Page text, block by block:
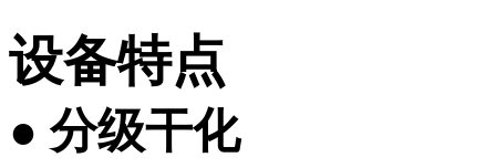
设备特点
● 分级干化